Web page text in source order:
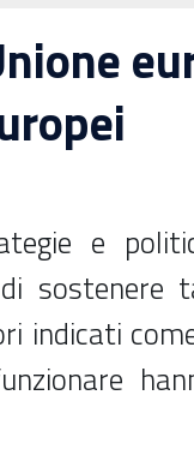
e
sostenere
indicati